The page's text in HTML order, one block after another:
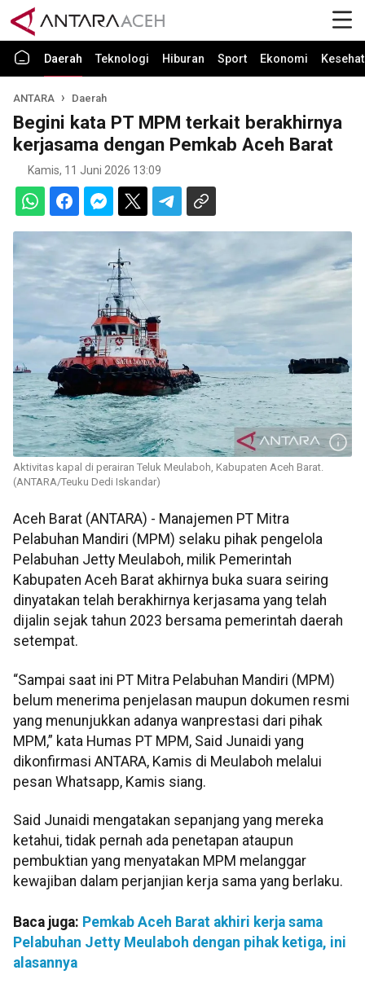
Daerah Teknologi Hiburan Sport Ekonomi
ANTARA Daerah
Begini kata PT MPM terkait berakhirnya
kerjasama dengan Pemkab Aceh Barat
Kamis, 11 Juni 2026 13:09
Aktivitas kapal di perairan Teluk Meulaboh, Kabupaten Aceh Barat.
(ANTARA/Teuku Dedi Iskandar)
Aceh Barat (ANTARA) - Manajemen PT Mitra
Pelabuhan Mandiri (MPM) selaku pihak pengelola
Pelabuhan Jetty Meulaboh, milik Pemerintah
Kabupaten Aceh Barat akhirnya buka suara seiring
dinyatakan telah berakhirnya kerjasama yang telah
dijalin sejak tahun 2023 bersama pemerintah daerah
setempat.
“Sampai saat ini PT Mitra Pelabuhan Mandiri (MPM)
belum menerima penjelasan maupun dokumen resmi
yang menunjukkan adanya wanprestasi dari pihak
MPM,” kata Humas PT MPM, Said Junaidi yang
dikonfirmasi ANTARA, Kamis di Meulaboh melalui
pesan Whatsapp, Kamis siang.
Said Junaidi mengatakan sepanjang yang mereka
ketahui, tidak pernah ada penetapan ataupun
pembuktian yang menyatakan MPM melanggar
kewajiban dalam perjanjian kerja sama yang berlaku.
Baca juga: Pemkab Aceh Barat akhiri kerja sama
Pelabuhan Jetty Meulaboh dengan pihak ketiga, ini
alasannya